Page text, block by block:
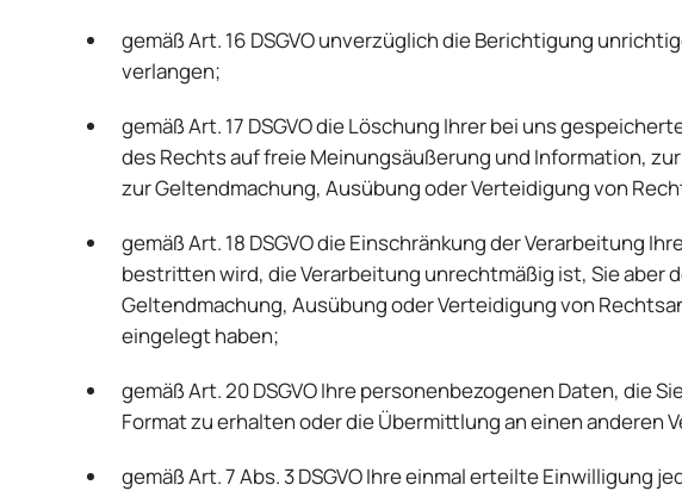
gemäß Art. 16 DSGVO unverzüglich die Berichtigung
verlangen;
gemäß Art. 17 DSGVO die Löschung Ihrer bei uns
des Rechts auf freie Meinungsäußerung und Information,
zur Geltendmachung, Ausübung oder Verteidigung von
gemäß Art. 18 DSGVO die Einschränkung der Verarbeitung
bestritten wird, die Verarbeitung unrechtmäßig ist, Sie aber
Geltendmachung, Ausübung oder Verteidigung von
eingelegt haben;
gemäß Art. 20 DSGVO Ihre personenbezogenen Daten,
Format zu erhalten oder die Übermittlung an einen anderen
gemäß Art. 7 Abs. 3 DSGVO Ihre einmal erteilte